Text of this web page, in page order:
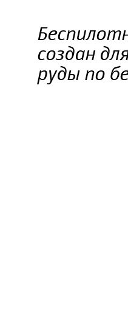
создан
руды по